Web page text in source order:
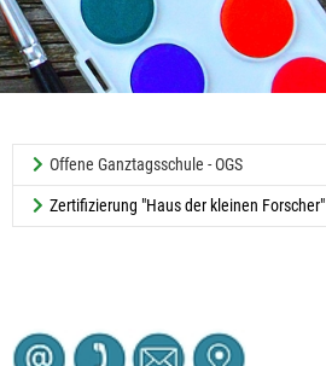
Offene Ganztagsschule - OGS(current)
Zertifizierung "Haus der kleinen Forscher"